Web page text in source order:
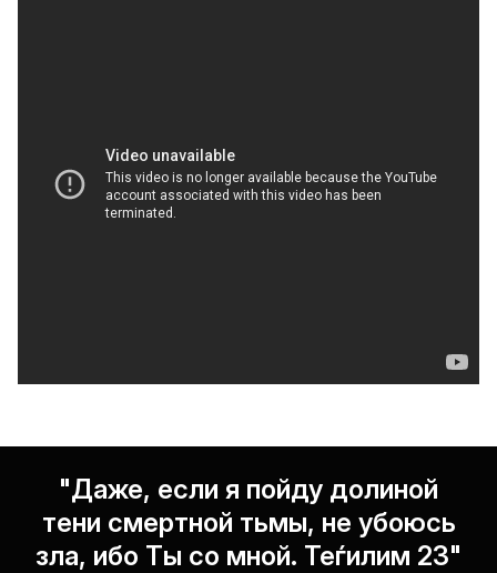
"Даже, если я пойду долиной
тени смертной тьмы, не убоюсь
зла, ибо Ты со мной. Теѓилим 23"